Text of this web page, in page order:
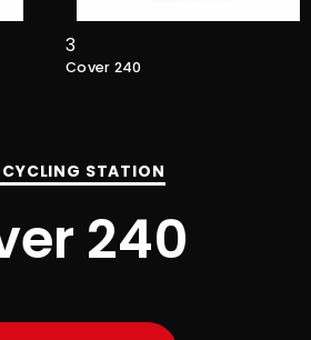
3
Cover 240
STATION
240